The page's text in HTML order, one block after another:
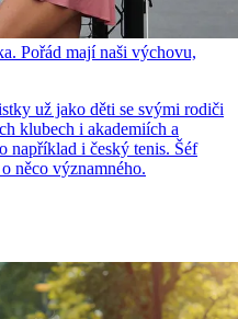
Pořád mají naši výchovu,
už jako děti se svými rodiči
klubech i akademiích a
například i český tenis. Šéf
něco významného.